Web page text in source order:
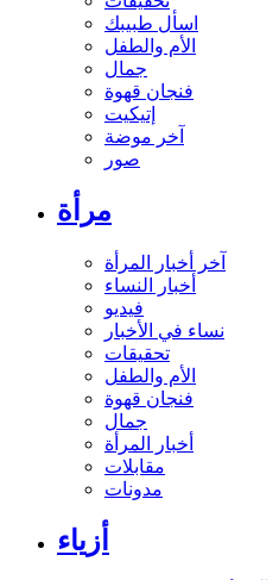
اسأل طبيبك
الأم والطفل
جمال
فنجان قهوة
إتيكيت
آخر موضة
صور
مرأة
آخر أخبار المرأة
أخبار النساء
فيديو
نساء في الأخبار
تحقيقات
الأم والطفل
فنجان قهوة
جمال
أخبار المرأة
مقابلات
مدونات
أزياء